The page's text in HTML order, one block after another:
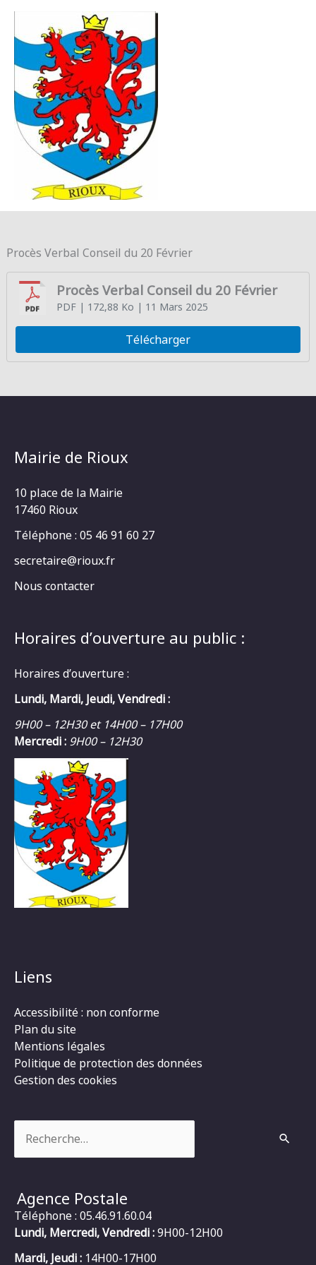
Procès Verbal Conseil du 20 Février
Procès Verbal Conseil du 20 Février
PDF| 172,88 Ko | 11 Mars 2025
Télécharger
Mairie de Rioux
10 place de la Mairie
17460 Rioux
Téléphone : 05 46 91 60 27
secretaire@rioux.fr
Nous contacter
Horaires d’ouverture au public :
Horaires d’ouverture :
Lundi, Mardi, Jeudi, Vendredi :
9H00 – 12H30 et 14H00 – 17H00
Mercredi : 9H00 – 12H30
Liens
Accessibilité : non conforme
Plan du site
Mentions légales
Politique de protection des données
Gestion des cookies
Agence Postale
Téléphone : 05.46.91.60.04
Lundi, Mercredi, Vendredi :9H00-12H00
Mardi, Jeudi : 14H00-17H00